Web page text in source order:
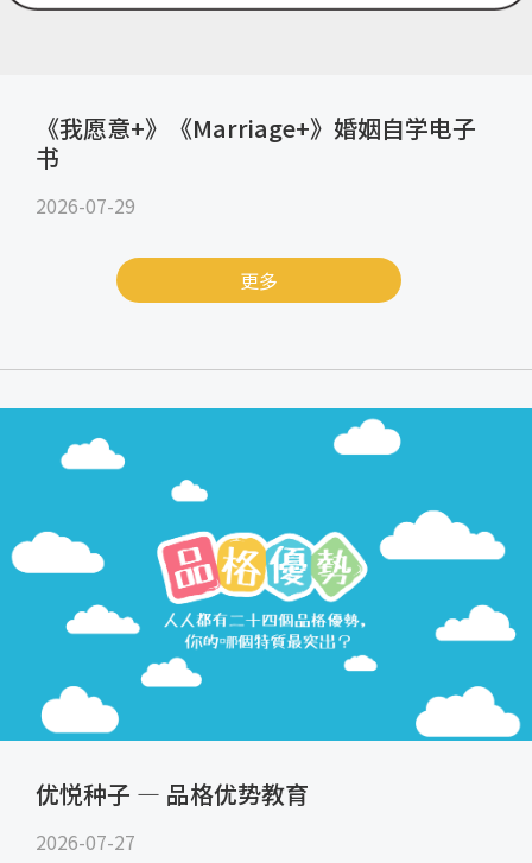
《我愿意+》《Marriage+》婚姻自学电子
书
2026-07-29
更多
优悦种子 — 品格优势教育
2026-07-27